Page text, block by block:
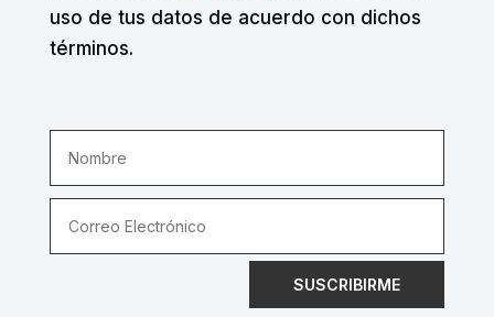
uso de tus datos de acuerdo con dichos
términos.
SUSCRIBIRME